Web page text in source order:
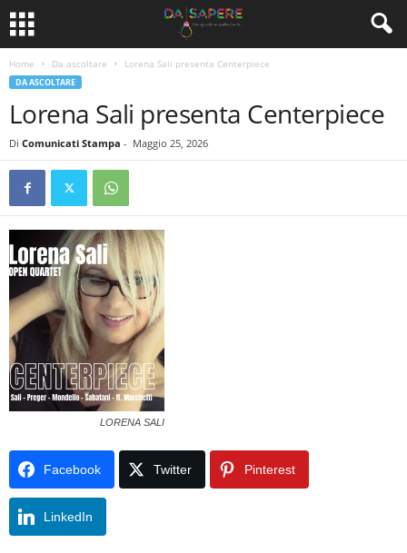
Home Da ascoltare Lorena Sali presenta Centerpiece
DA ASCOLTARE
Lorena Sali presenta Centerpiece
Di Comunicati Stampa - Maggio 25, 2026
LORENA SALI
Facebook Twitter Pinterest
LinkedIn